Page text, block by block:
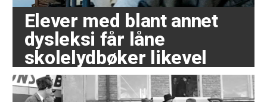
Elever med blant annet
dysleksi får låne
skolelydbøker likevel